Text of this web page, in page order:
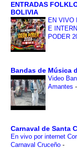
ENTRADAS
BOLIVIA
EN VIVO
E
PODER
Bandas de Música
Video
Amantes -
Carnaval de Santa
En vivo por internet
Carnaval Cruceño -